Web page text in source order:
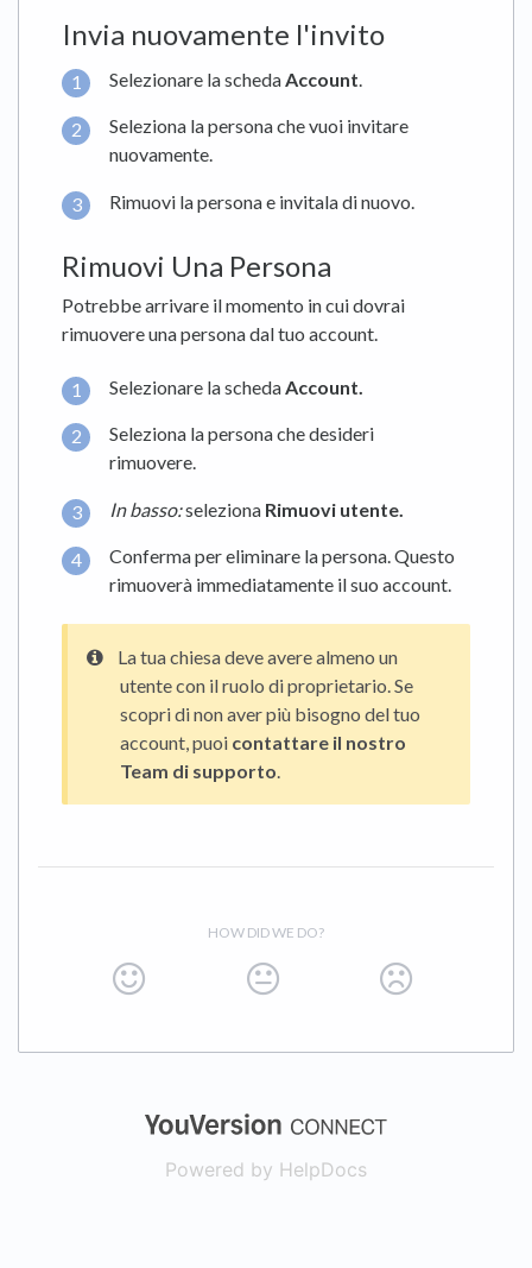
Invia nuovamente l'invito
Selezionare la schedaAccount.
Seleziona la persona che vuoi invitare
nuovamente.
Rimuovi la persona e invitala di nuovo.
Rimuovi Una Persona
Potrebbe arrivare il momento in cui dovrai
rimuovere una persona dal tuo account.
Selezionare la scheda Account.
Seleziona la persona che desideri
rimuovere.
In basso:seleziona Rimuovi utente.
Conferma per eliminare la persona. Questo
rimuoverà immediatamente il suo account.
La tua chiesa deve avere almeno un
utente con il ruolo di proprietario. Se
scopri di non aver più bisogno del tuo
account, puoi contattare il nostro
Team di supporto.
HOW DID WE DO?
(opens in a
Powered by HelpDocs